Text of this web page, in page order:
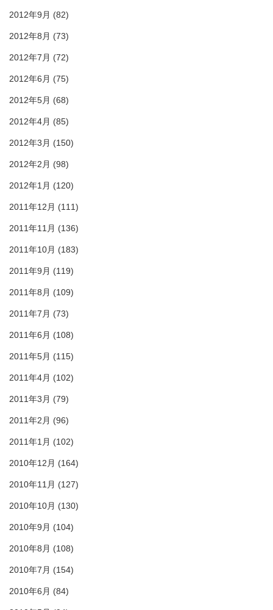
2012年9月 (82)
2012年8月 (73)
2012年7月 (72)
2012年6月 (75)
2012年5月 (68)
2012年4月 (85)
2012年3月 (150)
2012年2月 (98)
2012年1月 (120)
2011年12月 (111)
2011年11月 (136)
2011年10月 (183)
2011年9月 (119)
2011年8月 (109)
2011年7月 (73)
2011年6月 (108)
2011年5月 (115)
2011年4月 (102)
2011年3月 (79)
2011年2月 (96)
2011年1月 (102)
2010年12月 (164)
2010年11月 (127)
2010年10月 (130)
2010年9月 (104)
2010年8月 (108)
2010年7月 (154)
2010年6月 (84)